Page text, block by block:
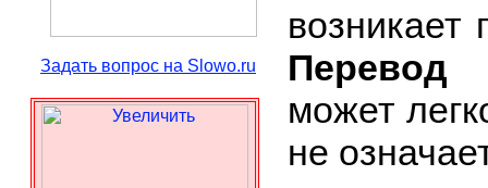
Задать вопрос на Slowo.ru
возникает
Перевод
может
не